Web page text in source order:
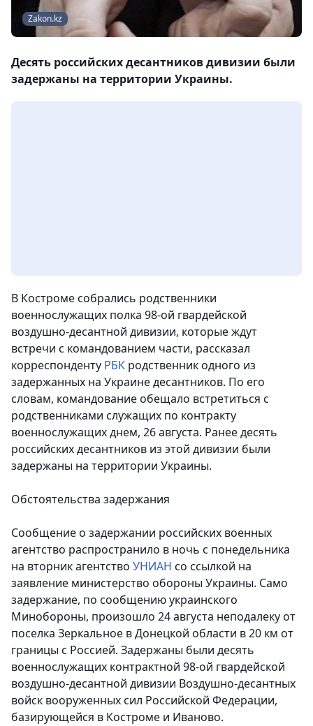
Zakon.kz
Десять российских десантников дивизии были
задержаны на территории Украины.
В Костроме собрались родственники
военнослужащих полка 98-ой гвардейской
воздушно-десантной дивизии, которые ждут
встречи с командованием части, рассказал
корреспонденту РБК родственник одного из
задержанных на Украине десантников. По его
словам, командование обещало встретиться с
родственниками служащих по контракту
военнослужащих днем, 26 августа. Ранее десять
российских десантников из этой дивизии были
задержаны на территории Украины.
Обстоятельства задержания
Сообщение о задержании российских военных
агентство распространило в ночь с понедельника
на вторник агентство УНИАН со ссылкой на
заявление министерство обороны Украины. Само
задержание, по сообщению украинского
Минобороны, произошло 24 августа неподалеку от
поселка Зеркальное в Донецкой области в 20 км от
границы с Россией. Задержаны были десять
военнослужащих контрактной 98-ой гвардейской
воздушно-десантной дивизии Воздушно-десантных
войск вооруженных сил Российской Федерации,
базирующейся в Костроме и Иваново.